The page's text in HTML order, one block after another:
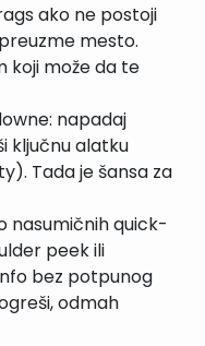
ako ne postoji
mesto.
koji može da te
napadaj
ključnu alatku
Tada je šansa za
nasumičnih quick-
peek ili
bez potpunog
odmah